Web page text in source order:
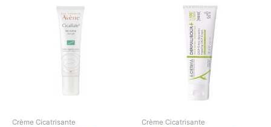
Crème Cicatrisante Crème Cicatrisante